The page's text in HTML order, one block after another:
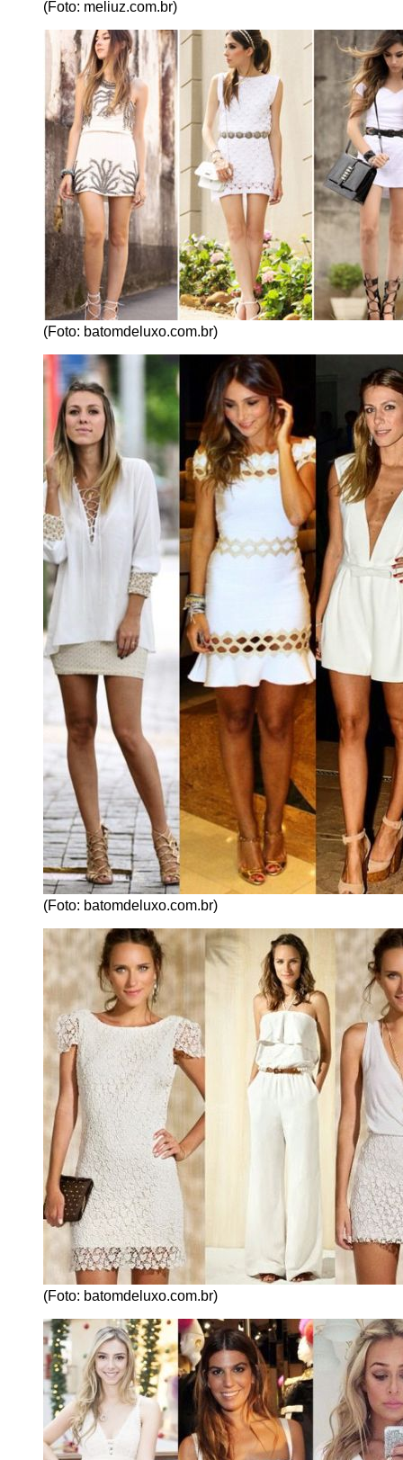
(Foto: meliuz.com.br)
(Foto: batomdeluxo.com.br)
(Foto: batomdeluxo.com.br)
(Foto: batomdeluxo.com.br)